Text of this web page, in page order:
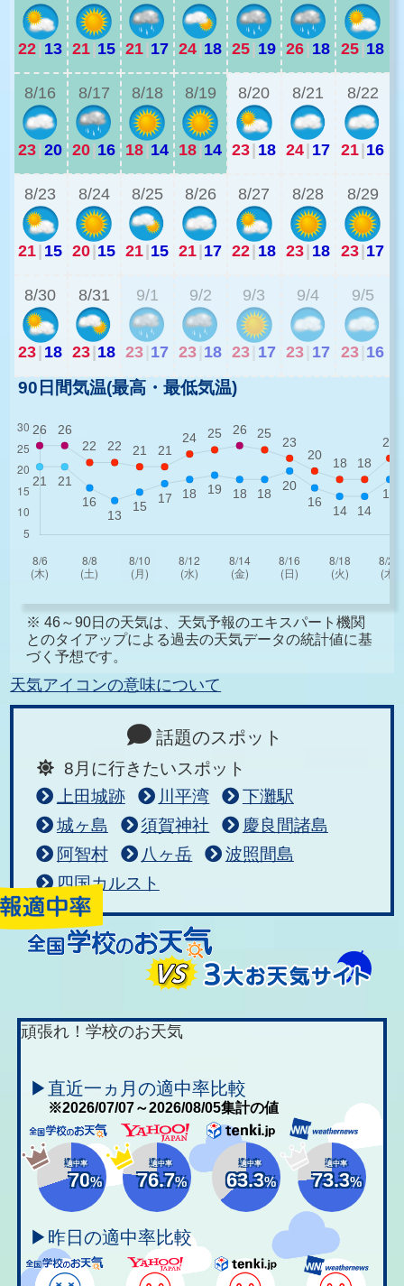
22| 13 21|15 21|17 24|18 25| 19 26| 18 25|18
8/16
23|20
8/17
20|16
8/18
18|14
8/19
18|14
8/20
23| 18
8/21
24| 17
8/22
21|16
8/23
21| 15
8/24
20|15
8/25
21|15
8/26
21|17
8/27
22| 18
8/28
23| 18
8/29
23|17
8/30
23| 18
8/31
23|18
9/1
23 17
9/2
23 18
9/3
23 17
9/4
23 17
9/5
23 16
90日間気温(最高・最低気温)
※ 46～90日の天気は、天気予報のエキスパート機関
とのタイアップによる過去の天気データの統計値に基
づく予想です。
天気アイコンの意味について
話題のスポット
8月に行きたいスポット
上田城跡
川平湾
下灘駅
城ヶ島
須賀神社
慶良間諸島
阿智村
八ヶ岳
波照間島
四国カルスト
頑張れ！学校のお天気
▶直近一ヵ月の適中率比較
※2026/07/07～2026/08/05集計の値
適中率
70%
適中率
76.7%
適中率
63.3%
適中率
73.3%
▶昨日の適中率比較